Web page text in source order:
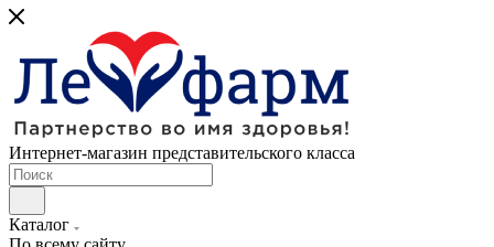
Интернет-магазин представительского класса
Каталог